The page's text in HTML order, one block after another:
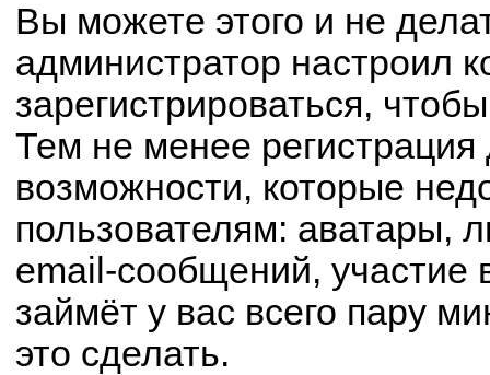
Вы можете этого и не
администратор настроил
зарегистрироваться,
Тем не менее
возможности, которые
пользователям: аватары,
email-сообщений, участие
займёт у вас всего пару
это сделать.